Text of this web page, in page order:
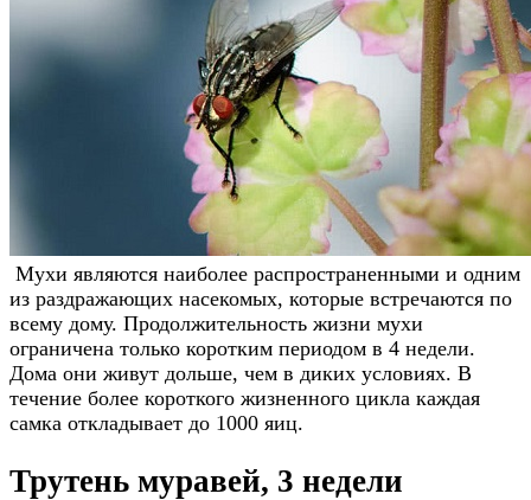
Мухи являются наиболее распространенными и одним
из раздражающих насекомых, которые встречаются по
всему дому. Продолжительность жизни мухи
ограничена только коротким периодом в 4 недели.
Дома они живут дольше, чем в диких условиях. В
течение более короткого жизненного цикла каждая
самка откладывает до 1000 яиц.
Трутень муравей, 3 недели